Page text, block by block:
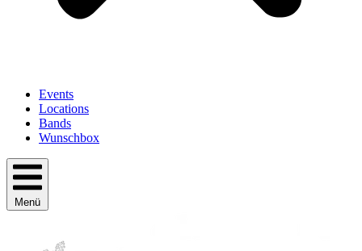
Events
Locations
Bands
Wunschbox
Menü